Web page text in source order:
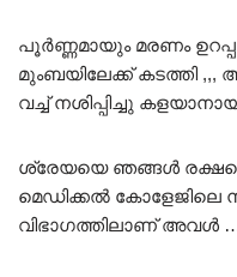
പൂർണ്ണമായും മരണം
മുംബയിലേക്ക് കടത്തി
വച്ച് നശിപ്പിച്ചു
ശ്രേയയെ ഞങ്ങൾ
മെഡിക്കൽ കോളേജിലെ
വിഭാഗത്തിലാണ് അവൾ